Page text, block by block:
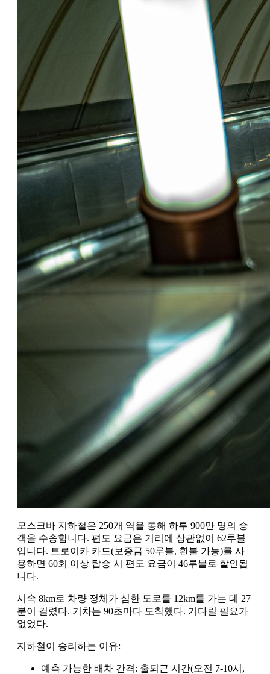
모스크바 지하철은 250개 역을 통해 하루 900만 명의 승
객을 수송합니다. 편도 요금은 거리에 상관없이 62루블
입니다. 트로이카 카드(보증금 50루블, 환불 가능)를 사
용하면 60회 이상 탑승 시 편도 요금이 46루블로 할인됩
니다.
시속 8km로 차량 정체가 심한 도로를 12km를 가는 데 27
분이 걸렸다. 기차는 90초마다 도착했다. 기다릴 필요가
없었다.
지하철이 승리하는 이유:
예측 가능한 배차 간격: 출퇴근 시간(오전 7-10시,